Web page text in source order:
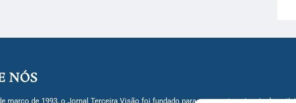
NÓS
março de 1993, o Jornal Terceira Visão foi fundado para ser uma terceira via de